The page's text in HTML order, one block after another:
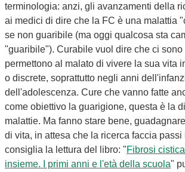
terminologia: anzi, gli avanzamenti della
ai medici di dire che la FC è una malattia
se non guaribile (ma oggi qualcosa sta
"guaribile"). Curabile vuol dire che ci
permettono al malato di vivere la sua vita
o discrete, soprattutto negli anni
dell'adolescenza. Cure che vanno fatte
come obiettivo la guarigione, questa è la
malattie. Ma fanno stare bene,
di vita, in attesa che la ricerca faccia passi
consiglia la lettura del libro: "Fibrosi
insieme. I primi anni e l'età della scuola"